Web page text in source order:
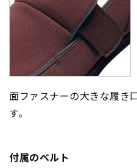
面ファスナーの大きな履き
す。
付属のベルト